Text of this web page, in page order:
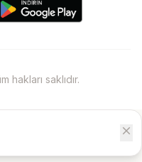
saklıdır.
close